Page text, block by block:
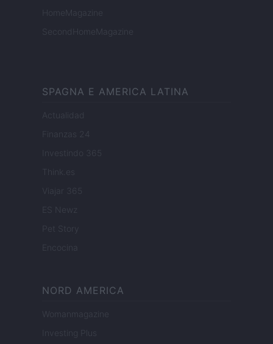
HomeMagazine
SecondHomeMagazine
SPAGNA E AMERICA LATINA
Actualidad
Finanzas 24
Investindo 365
Think.es
Viajar 365
ES Newz
Encocina
NORD AMERICA
Womanmagazine
Investing Plus